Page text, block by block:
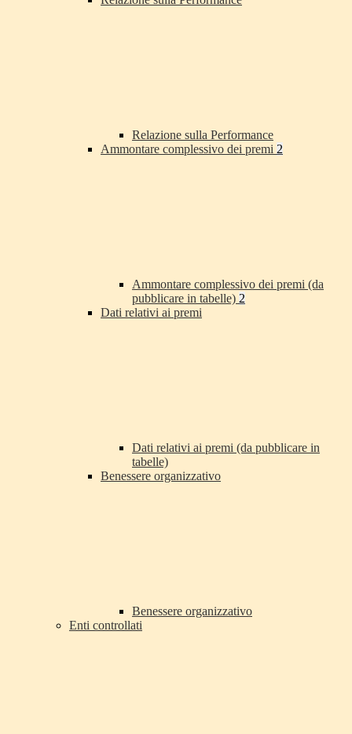
Relazione sulla Performance
Ammontare complessivo dei premi 2
Ammontare complessivo dei premi (da
pubblicare in tabelle) 2
Dati relativi ai premi
Dati relativi ai premi (da pubblicare in
tabelle)
Benessere organizzativo
Benessere organizzativo
Enti controllati